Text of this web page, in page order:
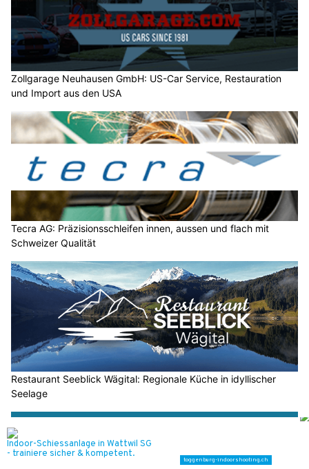
Zollgarage Neuhausen GmbH: US-Car Service, Restauration
und Import aus den USA
Tecra AG: Präzisionsschleifen innen, aussen und flach mit
Schweizer Qualität
Restaurant Seeblick Wägital: Regionale Küche in idyllischer
Seelage